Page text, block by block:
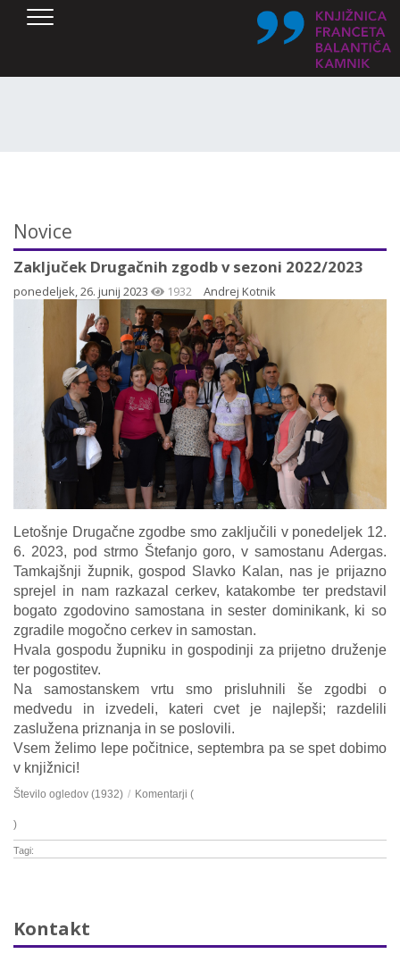
Novice
Zaključek Drugačnih zgodb v sezoni 2022/2023
ponedeljek, 26. junij 2023 1932 Andrej Kotnik
Letošnje Drugačne zgodbe smo zaključili v ponedeljek 12.
6. 2023, pod strmo Štefanjo goro, v samostanu Adergas.
Tamkajšnji župnik, gospod Slavko Kalan, nas je prijazno
sprejel in nam razkazal cerkev, katakombe ter predstavil
bogato zgodovino samostana in sester dominikank, ki so
zgradile mogočno cerkev in samostan.
Hvala gospodu župniku in gospodinji za prijetno druženje
ter pogostitev.
Na samostanskem vrtu smo prisluhnili še zgodbi o
medvedu in izvedeli, kateri cvet je najlepši; razdelili
zaslužena priznanja in se poslovili.
Vsem želimo lepe počitnice, septembra pa se spet dobimo
v knjižnici!
Število ogledov (1932) / Komentarji (
)
Tagi:
Kontakt